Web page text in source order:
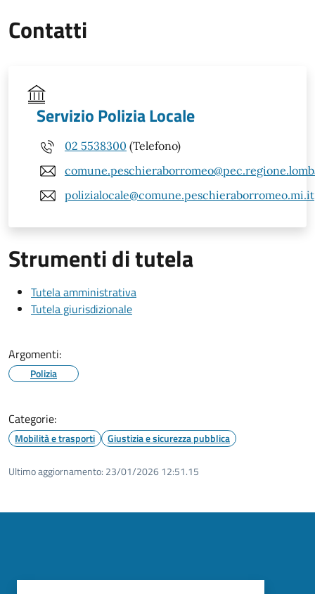
Contatti
Servizio Polizia Locale
02 5538300 (Telefono)
polizialocale@comune.peschieraborromeo.mi.it
Strumenti di tutela
Tutela amministrativa
Tutela giurisdizionale
Argomenti:
Polizia
Categorie:
Mobilità e trasporti Giustizia e sicurezza pubblica
Ultimo aggiornamento: 23/01/2026 12:51.15